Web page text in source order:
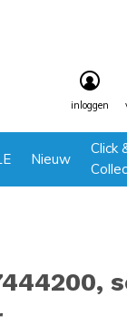
Nieuw
Click
inloggen